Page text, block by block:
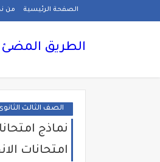
الصفحة الرئيسية من
الطريق المضئ
الصف الثالث
امتحانات